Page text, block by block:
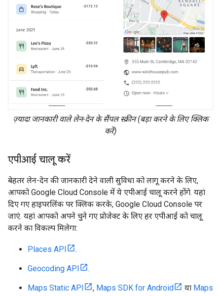
ज़्यादा जानकारी वाले लेन-देन के सैंपल स्क्रीन (बड़ा करने के लिए क्लिक
करें)
एपीआई चालू करें
बेहतर लेन-देन की जानकारी देने वाली सुविधा को लागू करने के लिए,
आपको Google Cloud Console में ये एपीआई चालू करने होंगे. यहां
दिए गए हाइपरलिंक पर क्लिक करके, Google Cloud Console पर
जाएं. यहां आपको अपने चुने गए प्रोजेक्ट के लिए हर एपीआई को चालू
करने का विकल्प मिलेगा:
Places API .
Geocoding API .
Maps Static API , Maps SDK for Android या Maps